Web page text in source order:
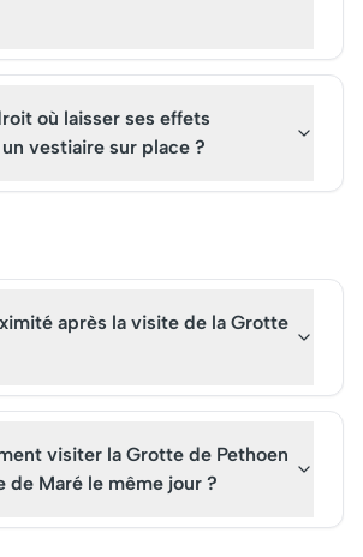
où laisser ses effets
vestiaire sur place ?
après la visite de la Grotte
visiter la Grotte de Pethoen
de Maré le même jour ?